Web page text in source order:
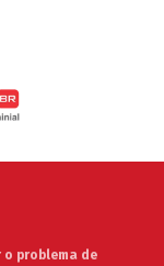
o problema de